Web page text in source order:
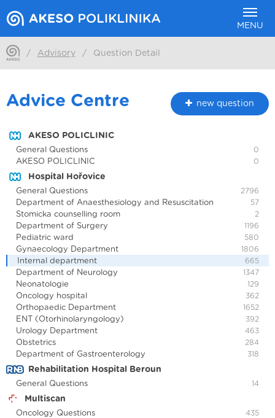
MENU
/ Advisory / Question Detail
Advice Centre new question
AKESO POLICLINIC
General Questions 0
AKESO POLICLINIC 0
Hospital Hořovice
General Questions 2796
Department of Anaesthesiology and Resuscitation 57
Stomicka counselling room 2
Department of Surgery 1196
Pediatric ward 580
Gynaecology Department 1806
Internal department 665
Department of Neurology 1347
Neonatologie 129
Oncology hospital 362
Orthopaedic Department 1652
ENT (Otorhinolaryngology) 392
Urology Department 463
Obstetrics 284
Department of Gastroenterology 318
Rehabilitation Hospital Beroun
General Questions 14
Multiscan
Oncology Questions 435